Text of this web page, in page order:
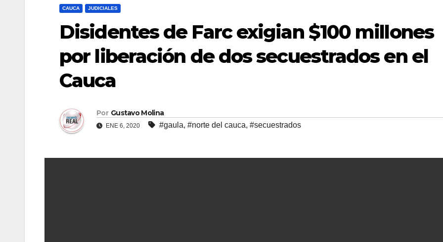
CAUCA JUDICIALES
Disidentes de Farc exigian $100 millones
por liberación de dos secuestrados en el
Cauca
Por Gustavo Molina
ENE 6, 2020 #gaula, #norte del cauca, #secuestrados